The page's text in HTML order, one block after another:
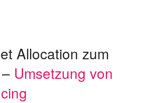
Allocation zum
Umsetzung von